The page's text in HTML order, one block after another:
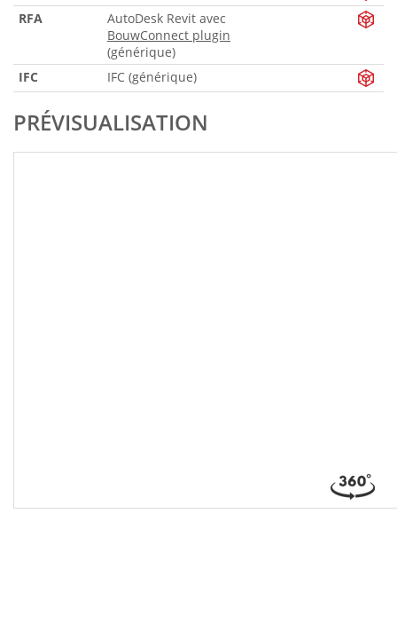
RFA
AutoDesk Revit avec
BouwConnect plugin
(générique)
IFC
IFC (générique)
PRÉVISUALISATION